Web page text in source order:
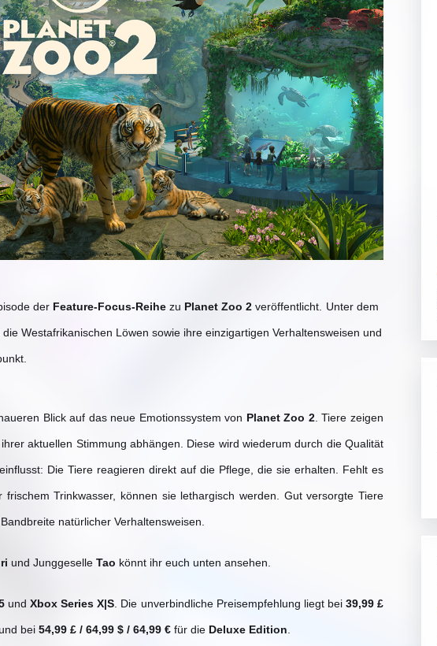
der Feature-Focus-Reihe zu Planet Zoo 2 veröffentlicht. Unter dem
Westafrikanischen Löwen sowie ihre einzigartigen Verhaltensweisen und
Blick auf das neue Emotionssystem von Planet Zoo 2. Tiere zeigen
aktuellen Stimmung abhängen. Diese wird wiederum durch die Qualität
Die Tiere reagieren direkt auf die Pflege, die sie erhalten. Fehlt es
Trinkwasser, können sie lethargisch werden. Gut versorgte Tiere
natürlicher Verhaltensweisen.
und Junggeselle Tao könnt ihr euch unten ansehen.
undXbox Series X|S . Die unverbindliche Preisempfehlung liegt bei 39,99 £
und bei 54,99 £ / 64,99 $ / 64,99 € für die Deluxe Edition